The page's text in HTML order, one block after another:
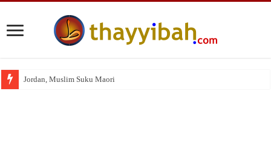
Jordan, Muslim Suku Maori